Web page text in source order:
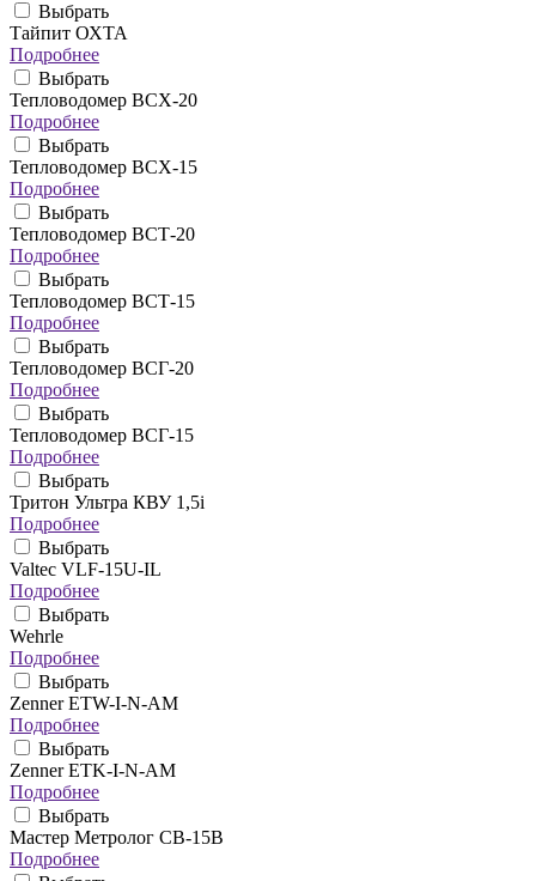
Выбрать
Тайпит ОХТА
Подробнее
Выбрать
Тепловодомер ВСХ-20
Подробнее
Выбрать
Тепловодомер ВСХ-15
Подробнее
Выбрать
Тепловодомер ВСТ-20
Подробнее
Выбрать
Тепловодомер ВСТ-15
Подробнее
Выбрать
Тепловодомер ВСГ-20
Подробнее
Выбрать
Тепловодомер ВСГ-15
Подробнее
Выбрать
Тритон Ультра КВУ 1,5i
Подробнее
Выбрать
Valtec VLF-15U-IL
Подробнее
Выбрать
Wehrle
Подробнее
Выбрать
Zenner ETW-I-N-AM
Подробнее
Выбрать
Zenner ETK-I-N-AM
Подробнее
Выбрать
Мастер Метролог СВ-15В
Подробнее